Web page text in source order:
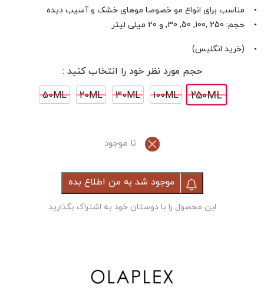
• مناسب برای انواع مو خصوصا موهای خشک و آسیب دیده
• حجم: 250 ,100, 50, 30, و 20 میلی لیتر
• (خرید انگلیس)
حجم مورد نظر خود را انتخاب کنید :
250ML
100ML
30ML
20ML
50ML
نا موجود
موجود شد به من اطلاع بده
این محصول را با دوستان خود به اشتراک بگذارید